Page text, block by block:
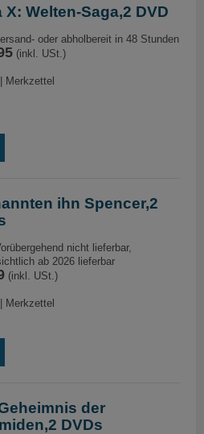
X: Welten-Saga,2 DVD
oder abholbereit in 48 Stunden
(inkl. USt.)
Merkzettel
ihn Spencer,2
nicht lieferbar,
ab 2026 lieferbar
(inkl. USt.)
| Merkzettel
der
DVDs